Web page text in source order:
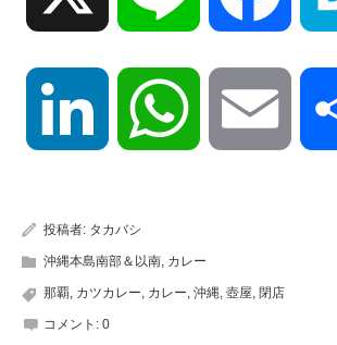
LinkedIn WhatsApp Email
投稿者: タカバシ
沖縄本島南部＆以南, カレー
那覇, カツカレー, カレー, 沖縄, 壺屋, 閉店
コメント: 0